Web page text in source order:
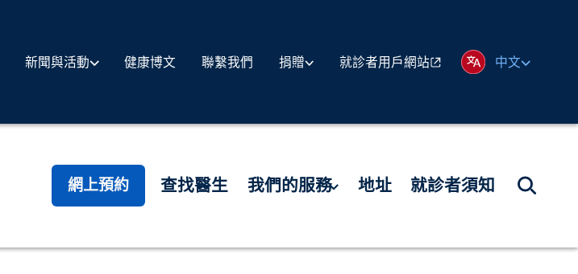
新聞與活動 健康博文 聯繫我們 捐贈 就診者用戶網站 中文
網上預約 查找醫生 我們的服務 地址 就診者須知